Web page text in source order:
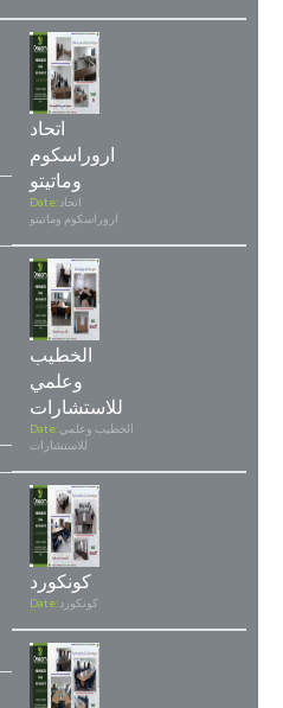
اتحاد
اروراسكوم
وماتيتو
Date: اتحاد
اروراسكوم وماتيتو
الخطيب
وعلمي
للاستشارات
Date:الخطيب وعلمي
للاستشارات
كونكورد
Date: كونكورد